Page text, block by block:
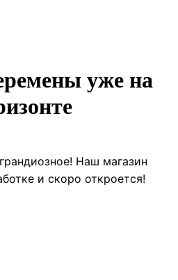
уже на
Наш магазин
и скоро откроется!